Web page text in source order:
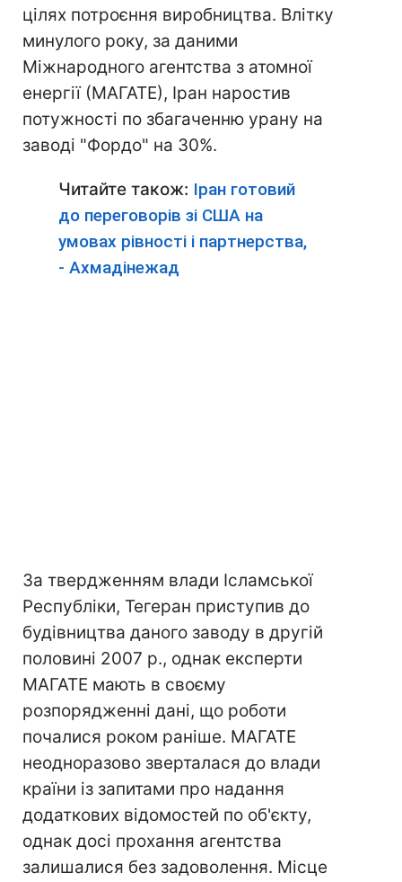
цілях потроєння виробництва. Влітку
минулого року, за даними
Міжнародного агентства з атомної
енергії (МАГАТЕ), Іран наростив
потужності по збагаченню урану на
заводі "Фордо" на 30%.
Читайте також: Іран готовий
до переговорів зі США на
умовах рівності і партнерства,
- Ахмадінежад
За твердженням влади Ісламської
Республіки, Тегеран приступив до
будівництва даного заводу в другій
половині 2007 р., однак експерти
МАГАТЕ мають в своєму
розпорядженні дані, що роботи
почалися роком раніше. МАГАТЕ
неодноразово зверталася до влади
країни із запитами про надання
додаткових відомостей по об'єкту,
однак досі прохання агентства
залишалися без задоволення. Місце